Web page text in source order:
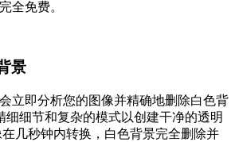
全免费。
景
立即分析您的图像并精确地删除白色背
细细节和复杂的模式以创建干净的透明
几秒钟内转换，白色背景完全删除并